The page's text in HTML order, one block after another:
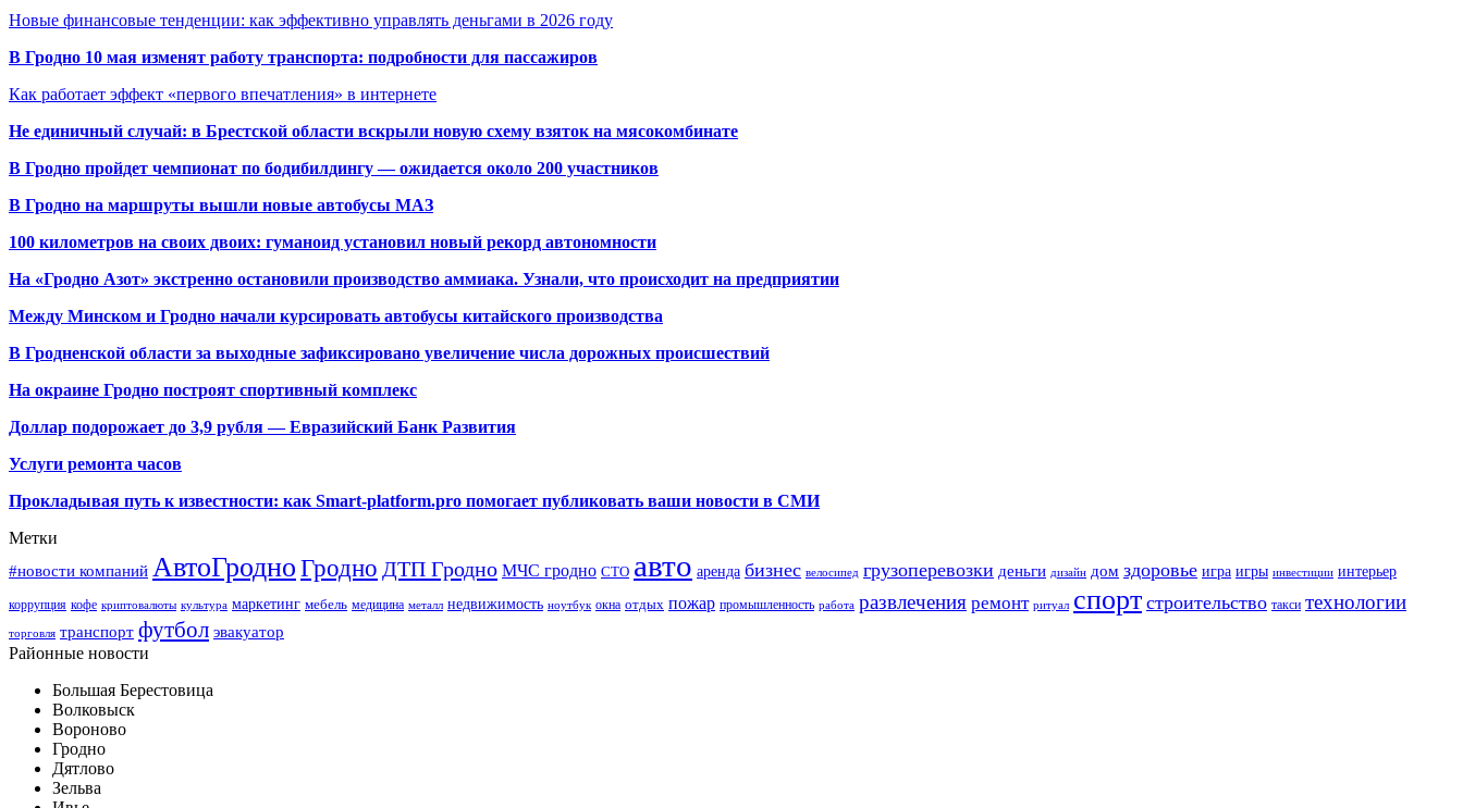
Новые финансовые тенденции: как эффективно управлять деньгами в 2026 году
В Гродно 10 мая изменят работу транспорта: подробности для пассажиров
Как работает эффект «первого впечатления» в интернете
Не единичный случай: в Брестской области вскрыли новую схему взяток на мясокомбинате
В Гродно пройдет чемпионат по бодибилдингу — ожидается около 200 участников
В Гродно на маршруты вышли новые автобусы МАЗ
100 километров на своих двоих: гуманоид установил новый рекорд автономности
На «Гродно Азот» экстренно остановили производство аммиака. Узнали, что происходит на предприятии
Между Минском и Гродно начали курсировать автобусы китайского производства
В Гродненской области за выходные зафиксировано увеличение числа дорожных происшествий
На окраине Гродно построят спортивный комплекс
Доллар подорожает до 3,9 рубля — Евразийский Банк Развития
Услуги ремонта часов
Прокладывая путь к известности: как Smart-platform.pro помогает публиковать ваши новости в СМИ
Метки
#новости компаний АвтоГродноГродно ДТП Гродно МЧС гродно СТО авто аренда бизнес велосипед грузоперевозки деньги дизайн дом здоровье игра игры инвестиции интерьер
коррупция кофе криптовалюты культура маркетинг мебель медицина металл недвижимость ноутбук окна отдых пожар промышленность работа развлечения ремонт ритуал спорт строительство такси технологии
торговля транспорт футбол эвакуатор
Районные новости
Большая Берестовица
Волковыск
Вороново
Гродно
Дятлово
Зельва